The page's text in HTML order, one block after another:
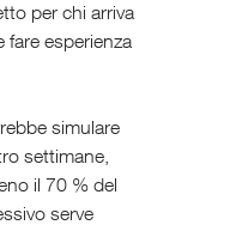
per chi arriva
fare esperienza
simulare
settimane,
il 70 % del
serve